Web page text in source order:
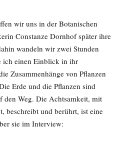
wir uns in der Botanischen
Constanze Dornhof später ihre
wandeln wir zwei Stunden
ich einen Einblick in ihr
Zusammenhänge von Pflanzen
Erde und die Pflanzen sind
Weg. Die Achtsamkeit, mit
beschreibt und berührt, ist eine
sie im Interview: